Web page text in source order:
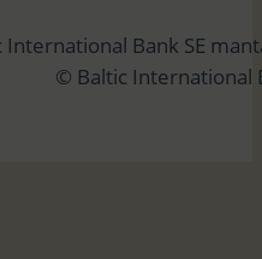
Bank SE
© Baltic International